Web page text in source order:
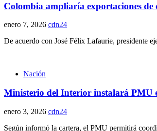
Colombia ampliaría exportaciones de
enero 7, 2026 cdn24
De acuerdo con José Félix Lafaurie, presidente
Nación
Ministerio del Interior instalará PMU
enero 3, 2026 cdn24
Según informó la cartera, el PMU permitirá